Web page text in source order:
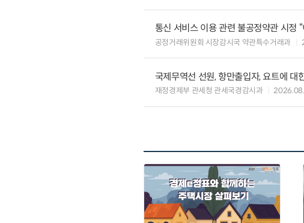
통신 서비스 이용 관련 불공정약관 시정
공정거래위원회 시장감시국 약관특수거래과
국제무역선 선원, 항만출입자, 요트에 대
재정경제부 관세청 관세국경감시과